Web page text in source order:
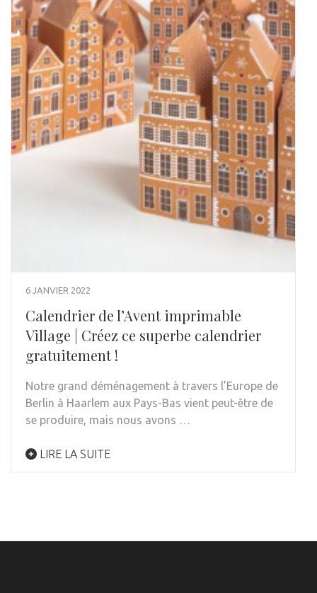
6 JANVIER 2022
Calendrier de l’Avent imprimable
Village | Créez ce superbe calendrier
gratuitement !
Notre grand déménagement à travers l’Europe de
Berlin à Haarlem aux Pays-Bas vient peut-être de
se produire, mais nous avons …
LIRE LA SUITE